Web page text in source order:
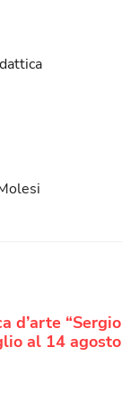
d’arte “Sergio
al 14 agosto